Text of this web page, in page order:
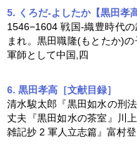
5. くろだ-よしたか【黒田孝高
1546−1604 戦国-織豊時代
まれ。黒田職隆(もとたか)
軍師として中国,四
6. 黒田孝高［文献目録］
清水駿太郎『黒田如水の刑
丈夫『黒田如水の茶室』川
雑記抄 2 軍人立志篇』富村